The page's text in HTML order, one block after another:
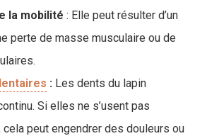
la mobilité : Elle peut résulter d’un
perte de masse musculaire ou de
: Les dents du lapin
Si elles ne s’usent pas
cela peut engendrer des douleurs ou